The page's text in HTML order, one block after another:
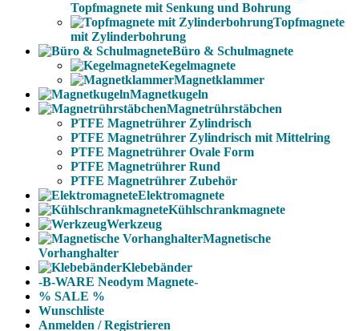
Topfmagnete mit Senkung und Bohrung
Topfmagnete
mit Zylinderbohrung
Büro & Schulmagnete
Kegelmagnete
Magnetklammer
Magnetkugeln
Magnetrührstäbchen
PTFE Magnetrührer Zylindrisch
PTFE Magnetrührer Zylindrisch mit Mittelring
PTFE Magnetrührer Ovale Form
PTFE Magnetrührer Rund
PTFE Magnetrührer Zubehör
Elektromagnete
Kühlschrankmagnete
Werkzeug
Magnetische
Vorhanghalter
Klebebänder
-B-WARE Neodym Magnete-
% SALE %
Wunschliste
Anmelden / Registrieren